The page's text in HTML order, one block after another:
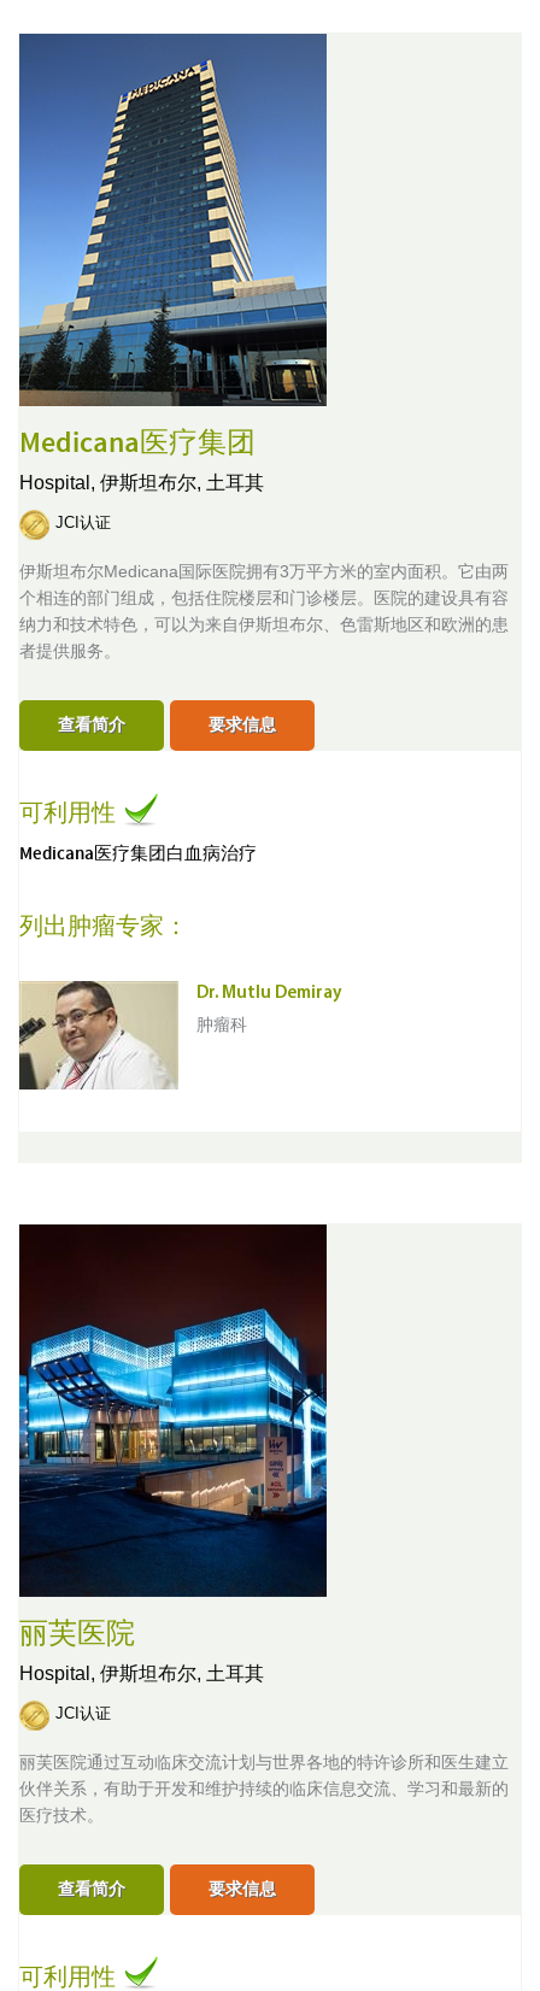
Medicana医疗集团
Hospital, 伊斯坦布尔, 土耳其
JCI认证
伊斯坦布尔Medicana国际医院拥有3万平方米的室内面积。它由两
个相连的部门组成，包括住院楼层和门诊楼层。医院的建设具有容
纳力和技术特色，可以为来自伊斯坦布尔、色雷斯地区和欧洲的患
者提供服务。
查看简介 要求信息
可利用性
Medicana医疗集团白血病治疗
列出肿瘤专家：
Dr. Mutlu Demiray
肿瘤科
丽芙医院
Hospital, 伊斯坦布尔, 土耳其
JCI认证
丽芙医院通过互动临床交流计划与世界各地的特许诊所和医生建立
伙伴关系，有助于开发和维护持续的临床信息交流、学习和最新的
医疗技术。
查看简介 要求信息
可利用性